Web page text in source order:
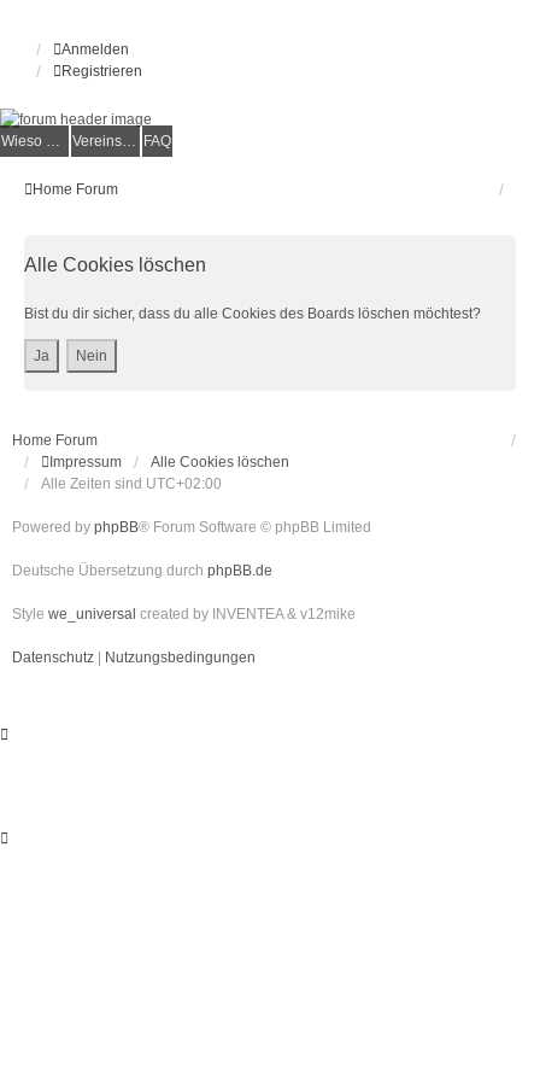
Anmelden
Registrieren
Wieso der e.V.? Vereinsmitglied werden FAQ
Home Forum
Alle Cookies löschen
Bist du dir sicher, dass du alle Cookies des Boards löschen möchtest?
Home Forum
Impressum
Alle Cookies löschen
Alle Zeiten sind UTC+02:00
Powered by phpBB® Forum Software © phpBB Limited
Deutsche Übersetzung durch phpBB.de
Style we_universal created by INVENTEA & v12mike
Datenschutz Nutzungsbedingungen